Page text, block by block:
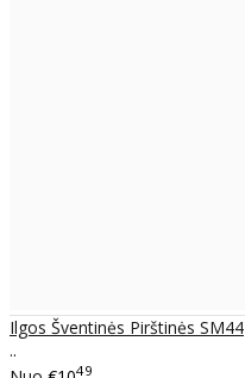
Ilgos Šventinės Pirštinės SM44
..
49